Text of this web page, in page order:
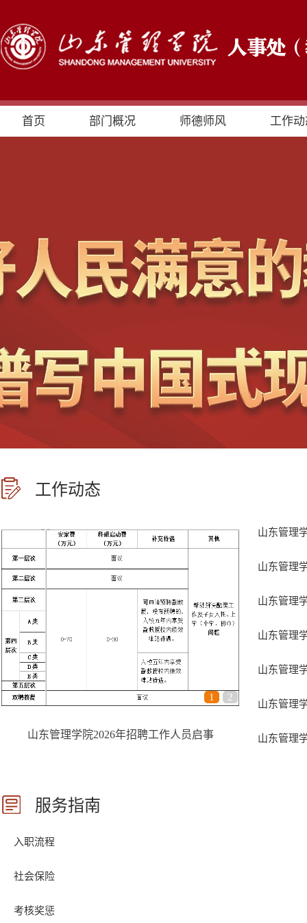
首页 部门概况 师德师风 工作
工作动态
1 2
山东管理学院2026年招聘工作人员启事
山东管理
山东管理
山东管理
山东管理
山东管理
山东管理
山东管理
服务指南
入职流程
社会保险
考核奖惩